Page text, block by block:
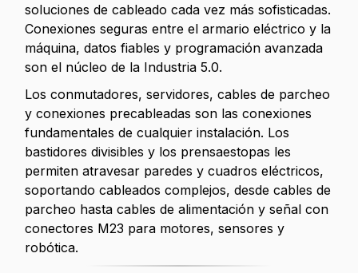
soluciones de cableado cada vez más sofisticadas.
Conexiones seguras entre el armario eléctrico y la
máquina, datos fiables y programación avanzada
son el núcleo de la Industria 5.0.
Los conmutadores, servidores, cables de parcheo
y conexiones precableadas son las conexiones
fundamentales de cualquier instalación. Los
bastidores divisibles y los prensaestopas les
permiten atravesar paredes y cuadros eléctricos,
soportando cableados complejos, desde cables de
parcheo hasta cables de alimentación y señal con
conectores M23 para motores, sensores y
robótica.